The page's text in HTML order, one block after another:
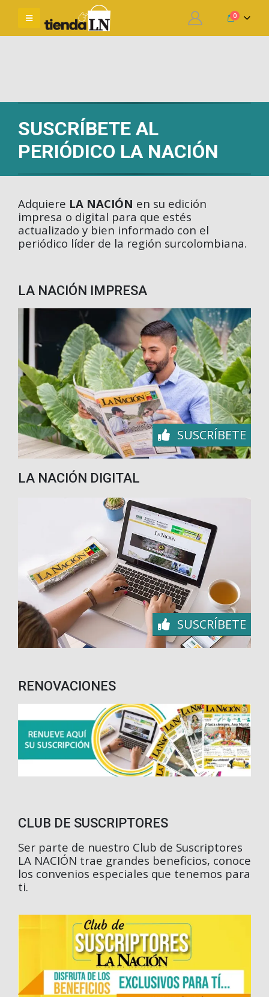
0
SUSCRÍBETE AL
PERIÓDICO LA NACIÓN
Adquiere LA NACIÓN en su edición
impresa o digital para que estés
actualizado y bien informado con el
periódico líder de la región surcolombiana.
LA NACIÓN IMPRESA
SUSCRÍBETE
LA NACIÓN DIGITAL
SUSCRÍBETE
RENOVACIONES
CLUB DE SUSCRIPTORES
Ser parte de nuestro Club de Suscriptores
LA NACIÓN trae grandes beneficios, conoce
los convenios especiales que tenemos para
ti.